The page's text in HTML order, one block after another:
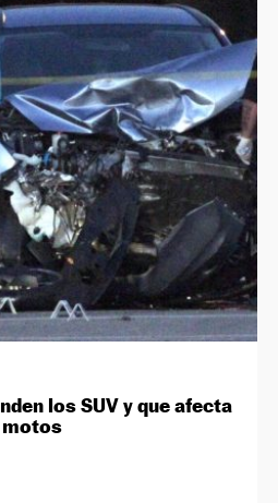
los SUV y que afecta
motos